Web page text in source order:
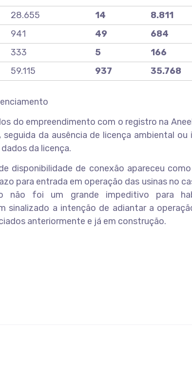
28.655 14 8.811
941 49 684
333 5 166
59.115 937 35.768
do empreendimento com o registro na
da ausência de licença ambiental
da licença.
disponibilidade de conexão apareceu
para entrada em operação das usinas no
não foi um grande impeditivo para
sinalizado a intenção de adiantar a
anteriormente e já em construção.